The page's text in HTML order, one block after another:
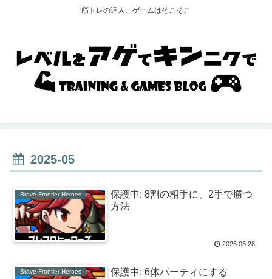
筋トレの達人、ゲームはそこそこ
2025-05
Brave Frontier Heroes
保護中: 8割の相手に、2手で勝つ
方法
2025.05.28
Brave Frontier Heroes 保護中: 6体パーティにする